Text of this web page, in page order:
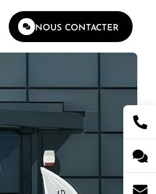
NOUS CONTACTER